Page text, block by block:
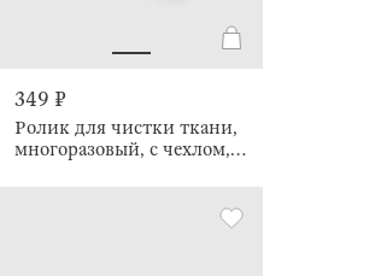
349 ₽
Ролик для чистки ткани,
многоразовый, с чехлом,